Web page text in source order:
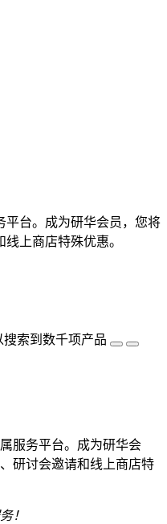
平台。成为研华会员，您将
上商店特殊优惠。
搜索到数千项产品
服务平台。成为研华会
研讨会邀请和线上商店特
！